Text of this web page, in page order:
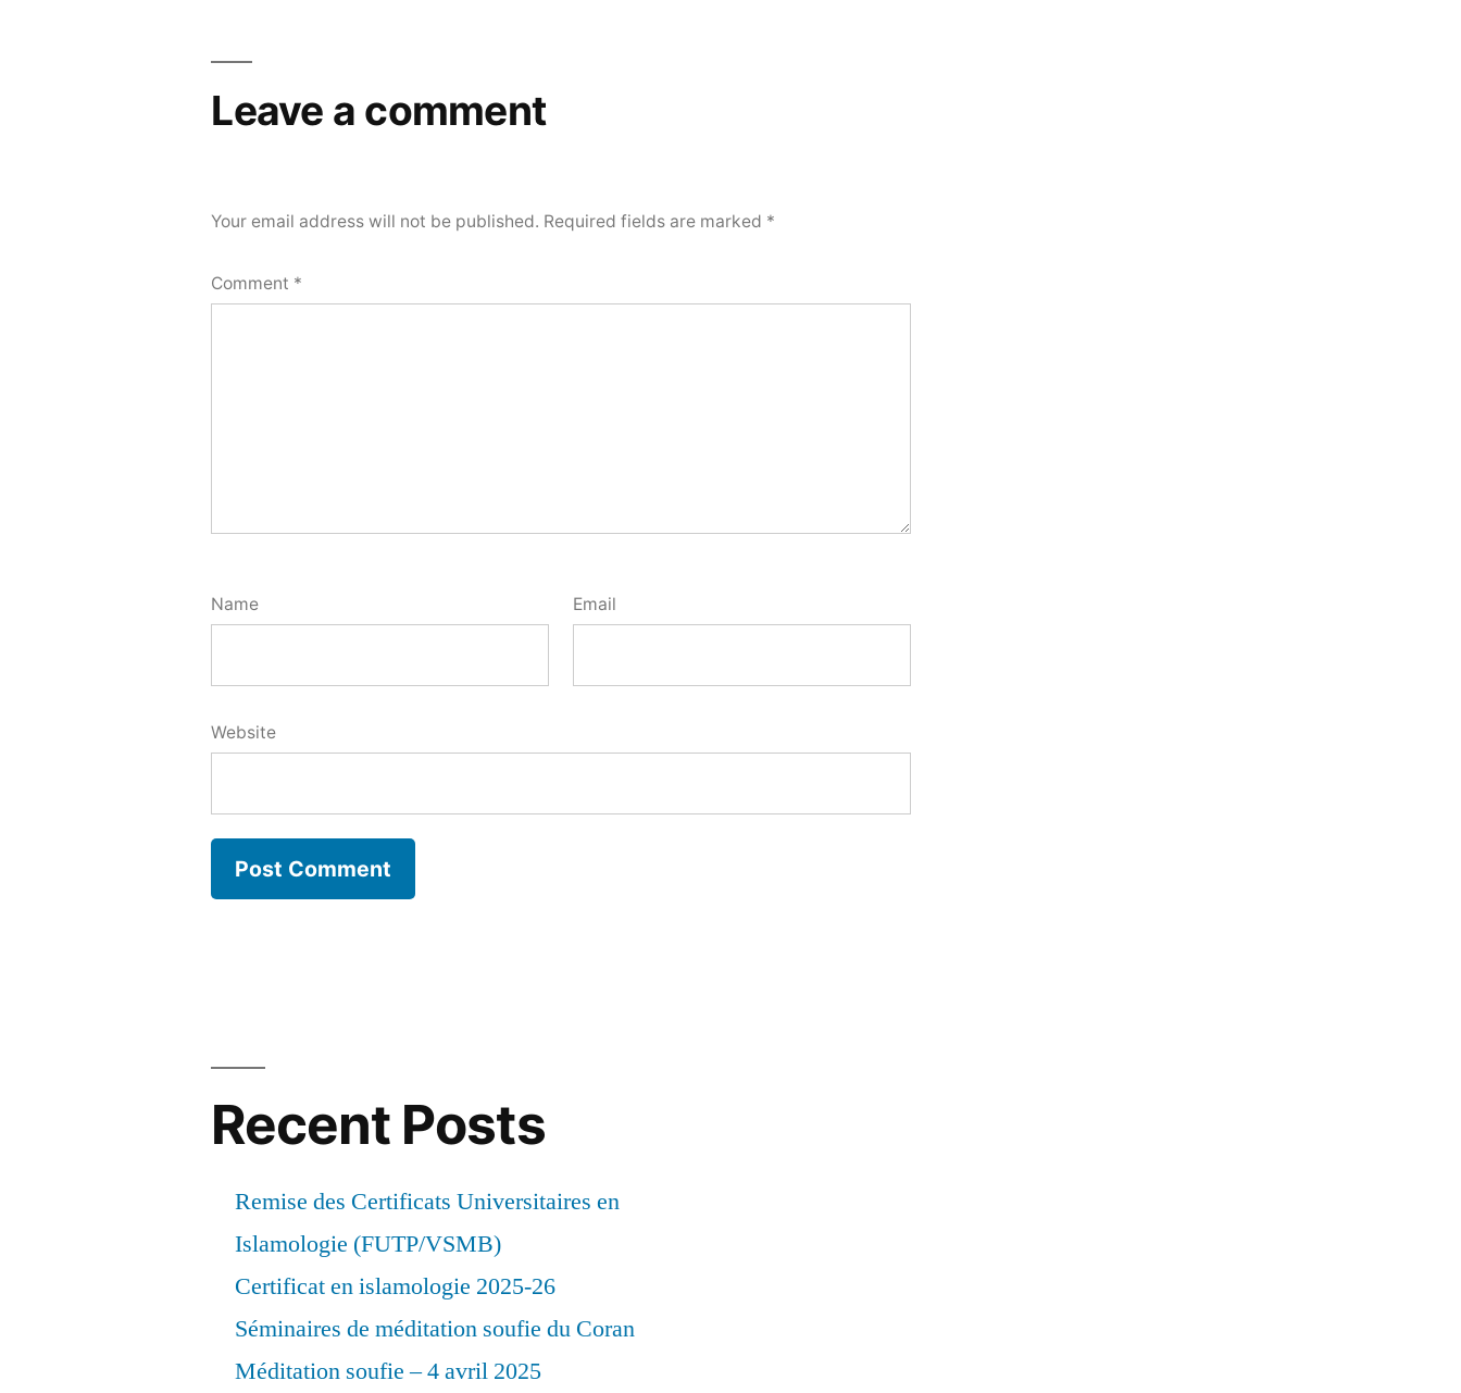
Leave a comment
Your email address will not be published. Required fields are marked *
Comment *
Name Email
Website
Recent Posts
Remise des Certificats Universitaires en
Islamologie (FUTP/VSMB)
Certificat en islamologie 2025-26
Séminaires de méditation soufie du Coran
Méditation soufie – 4 avril 2025